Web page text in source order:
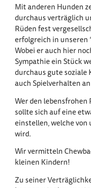
Mit anderen Hunden
durchaus verträglich
Rüden fest
erfolgreich in unseren
Wobei er auch hier
Sympathie ein Stück
durchaus gute
auch Spielverhalten
Wer den
sollte sich auf eine
einstellen, welche von
wird.
Wir vermitteln
kleinen Kindern!
Zu seiner